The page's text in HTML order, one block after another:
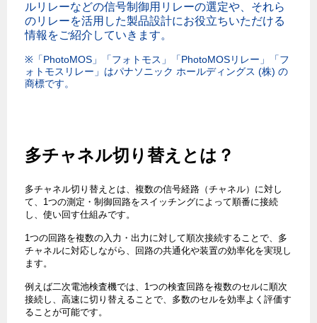
ルリレーなどの信号制御用リレーの選定や、それら
のリレーを活用した製品設計にお役立ちいただける
情報をご紹介していきます。
※「PhotoMOS」「フォトモス」「PhotoMOSリレー」「フ
ォトモスリレー」はパナソニック ホールディングス (株) の
商標です。
多チャネル切り替えとは？
多チャネル切り替えとは、複数の信号経路（チャネル）に対し
て、1つの測定・制御回路をスイッチングによって順番に接続
し、使い回す仕組みです。
1つの回路を複数の入力・出力に対して順次接続することで、多
チャネルに対応しながら、回路の共通化や装置の効率化を実現し
ます。
例えば二次電池検査機では、1つの検査回路を複数のセルに順次
接続し、高速に切り替えることで、多数のセルを効率よく評価す
ることが可能です。